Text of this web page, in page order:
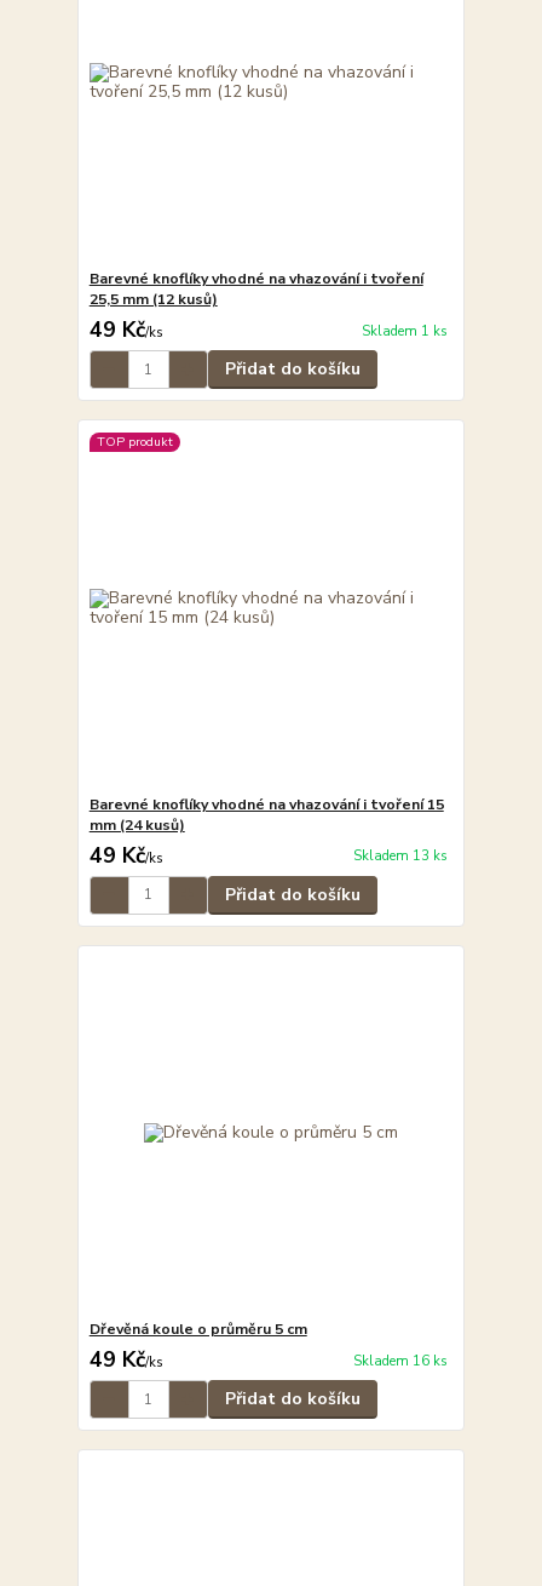
Barevné knoflíky vhodné na vhazování i tvoření
25,5 mm (12 kusů)
49 Kč/ks Skladem 1 ks
Přidat do košíku
TOP produkt
Barevné knoflíky vhodné na vhazování i tvoření 15
mm (24 kusů)
49 Kč/ks Skladem 13 ks
Přidat do košíku
Dřevěná koule o průměru 5 cm
49 Kč/ks Skladem 16 ks
Přidat do košíku